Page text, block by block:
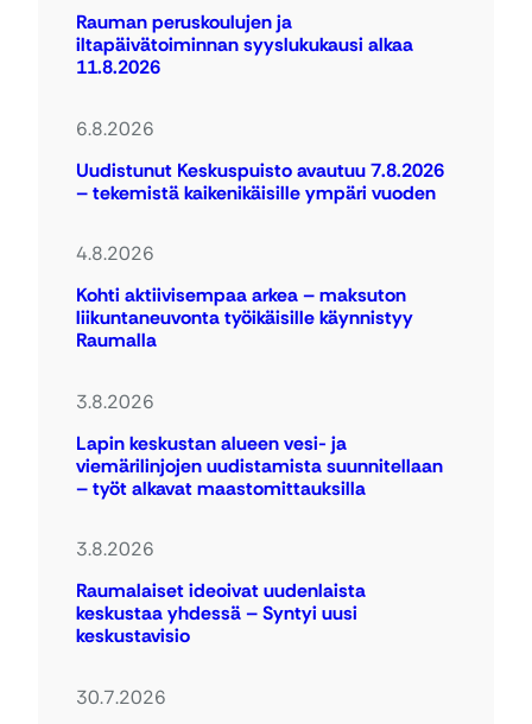
Rauman peruskoulujen ja
iltapäivätoiminnan syyslukukausi alkaa
11.8.2026
6.8.2026
Uudistunut Keskuspuisto avautuu 7.8.2026
– tekemistä kaikenikäisille ympäri vuoden
4.8.2026
Kohti aktiivisempaa arkea – maksuton
liikuntaneuvonta työikäisille käynnistyy
Raumalla
3.8.2026
Lapin keskustan alueen vesi- ja
viemärilinjojen uudistamista suunnitellaan
– työt alkavat maastomittauksilla
3.8.2026
Raumalaiset ideoivat uudenlaista
keskustaa yhdessä – Syntyi uusi
keskustavisio
30.7.2026